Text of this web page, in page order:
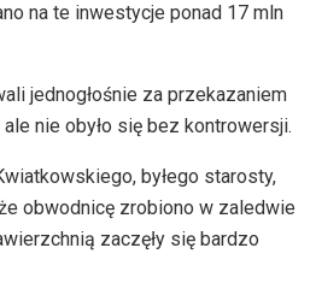
na te inwestycje ponad 17 mln
jednogłośnie za przekazaniem
nie obyło się bez kontrowersji.
byłego starosty,
obwodnicę zrobiono w zaledwie
zaczęły się bardzo